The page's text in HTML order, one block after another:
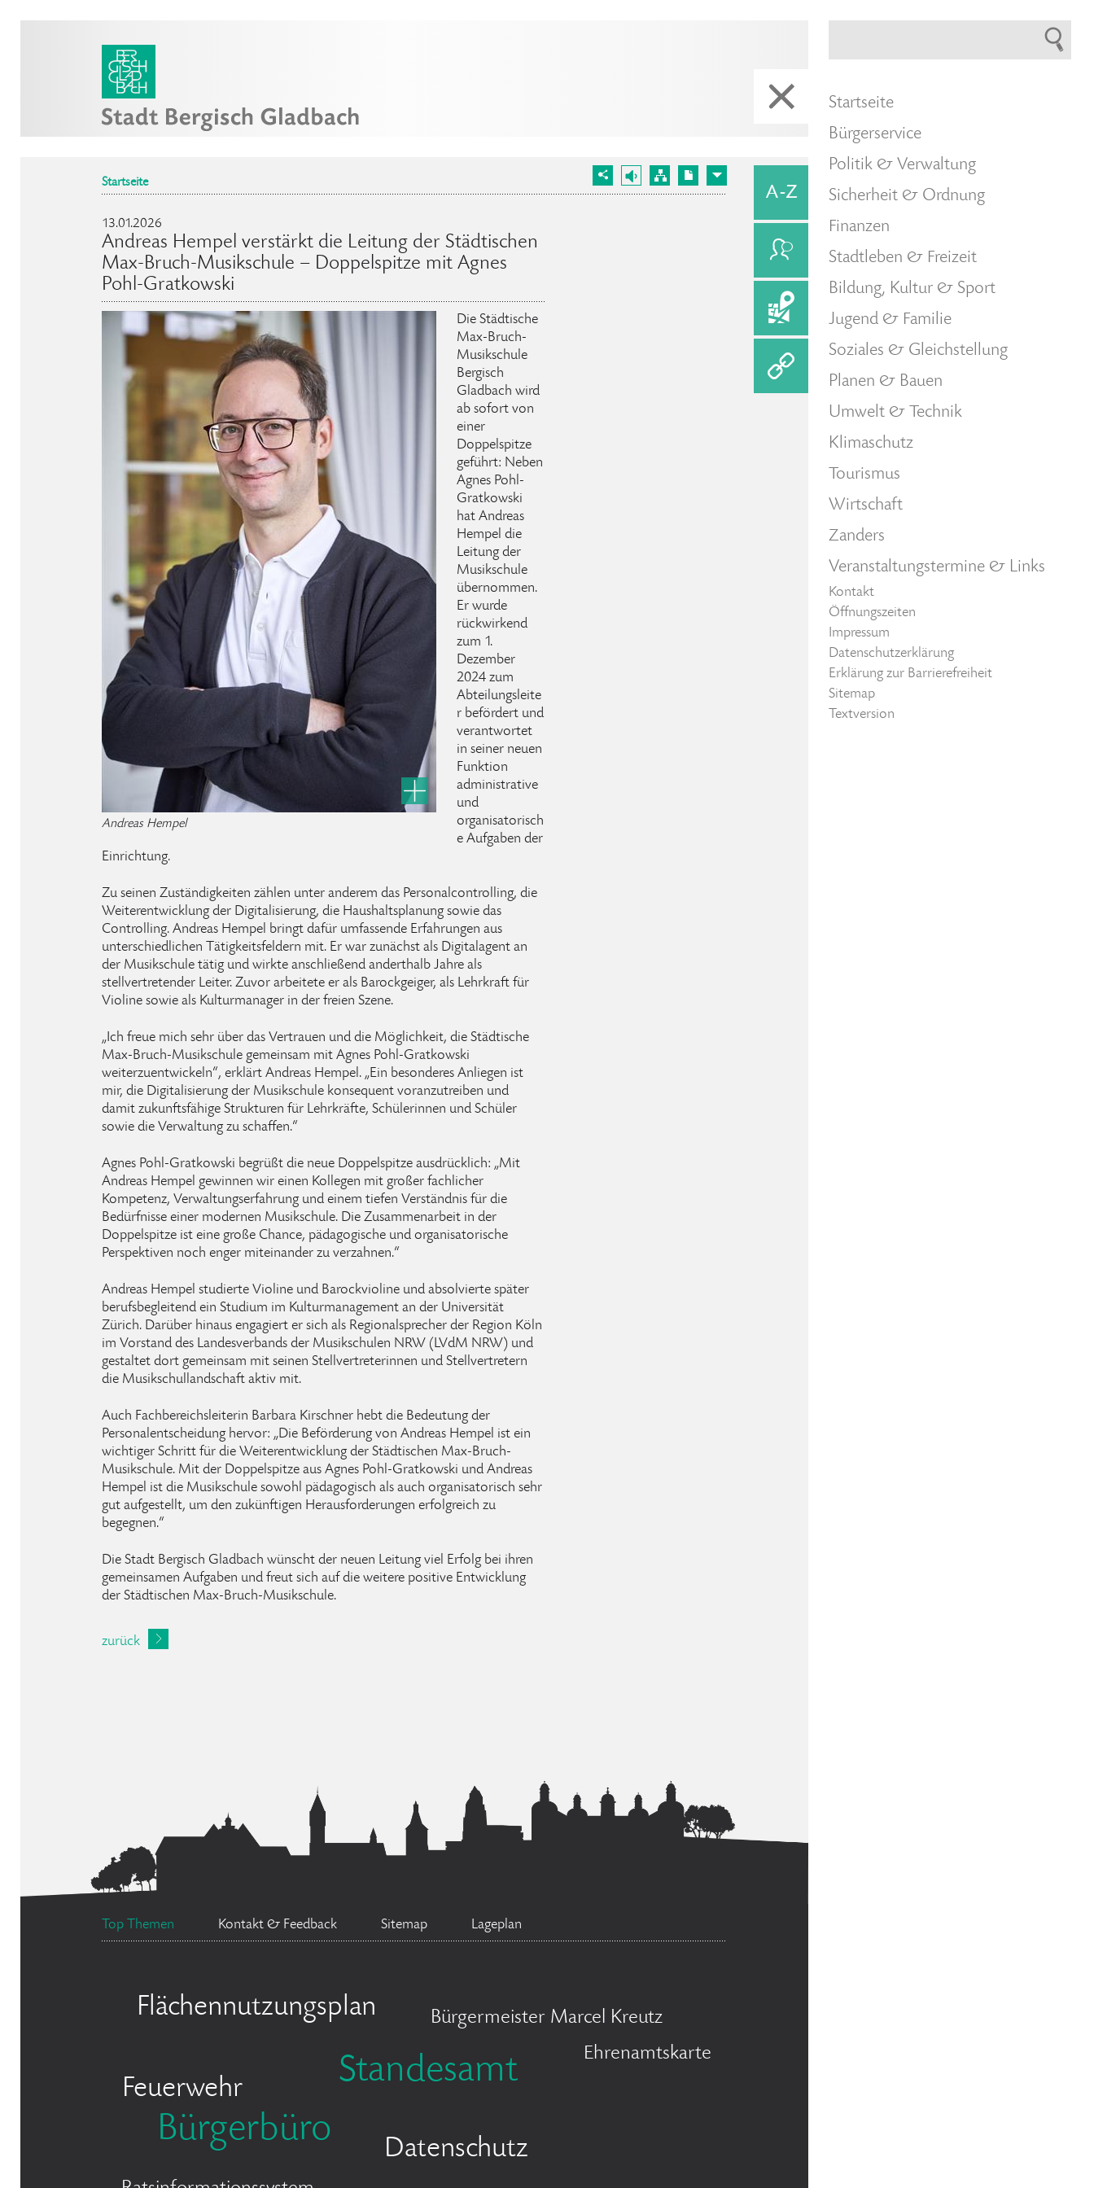
Startseite
13.01.2026
Andreas Hempel verstärkt die Leitung der Städtischen
Max-Bruch-Musikschule – Doppelspitze mit Agnes
Pohl-Gratkowski
Andreas Hempel
Die Städtische
Max-Bruch-
Musikschule
Bergisch
Gladbach wird
ab sofort von
einer
Doppelspitze
geführt: Neben
Agnes Pohl-
Gratkowski
hat Andreas
Hempel die
Leitung der
Musikschule
übernommen.
Er wurde
rückwirkend
zum 1.
Dezember
2024 zum
Abteilungsleite
r befördert und
verantwortet
in seiner neuen
Funktion
administrative
und
organisatorisch
e Aufgaben der
Einrichtung.
Zu seinen Zuständigkeiten zählen unter anderem das Personalcontrolling, die
Weiterentwicklung der Digitalisierung, die Haushaltsplanung sowie das
Controlling. Andreas Hempel bringt dafür umfassende Erfahrungen aus
unterschiedlichen Tätigkeitsfeldern mit. Er war zunächst als Digitalagent an
der Musikschule tätig und wirkte anschließend anderthalb Jahre als
stellvertretender Leiter. Zuvor arbeitete er als Barockgeiger, als Lehrkraft für
Violine sowie als Kulturmanager in der freien Szene.
„Ich freue mich sehr über das Vertrauen und die Möglichkeit, die Städtische
Max-Bruch-Musikschule gemeinsam mit Agnes Pohl-Gratkowski
weiterzuentwickeln“, erklärt Andreas Hempel. „Ein besonderes Anliegen ist
mir, die Digitalisierung der Musikschule konsequent voranzutreiben und
damit zukunftsfähige Strukturen für Lehrkräfte, Schülerinnen und Schüler
sowie die Verwaltung zu schaffen.“
Agnes Pohl-Gratkowski begrüßt die neue Doppelspitze ausdrücklich: „Mit
Andreas Hempel gewinnen wir einen Kollegen mit großer fachlicher
Kompetenz, Verwaltungserfahrung und einem tiefen Verständnis für die
Bedürfnisse einer modernen Musikschule. Die Zusammenarbeit in der
Doppelspitze ist eine große Chance, pädagogische und organisatorische
Perspektiven noch enger miteinander zu verzahnen.“
Andreas Hempel studierte Violine und Barockvioline und absolvierte später
berufsbegleitend ein Studium im Kulturmanagement an der Universität
Zürich. Darüber hinaus engagiert er sich als Regionalsprecher der Region Köln
im Vorstand des Landesverbands der Musikschulen NRW (LVdM NRW) und
gestaltet dort gemeinsam mit seinen Stellvertreterinnen und Stellvertretern
die Musikschullandschaft aktiv mit.
Auch Fachbereichsleiterin Barbara Kirschner hebt die Bedeutung der
Personalentscheidung hervor: „Die Beförderung von Andreas Hempel ist ein
wichtiger Schritt für die Weiterentwicklung der Städtischen Max-Bruch-
Musikschule. Mit der Doppelspitze aus Agnes Pohl-Gratkowski und Andreas
Hempel ist die Musikschule sowohl pädagogisch als auch organisatorisch sehr
gut aufgestellt, um den zukünftigen Herausforderungen erfolgreich zu
begegnen.“
Die Stadt Bergisch Gladbach wünscht der neuen Leitung viel Erfolg bei ihren
gemeinsamen Aufgaben und freut sich auf die weitere positive Entwicklung
der Städtischen Max-Bruch-Musikschule.
zurück
Top Themen Kontakt & Feedback Sitemap Lageplan
Flächennutzungsplan Bürgermeister Marcel Kreutz
Feuerwehr Standesamt Ehrenamtskarte
Bürgerbüro Datenschutz
Startseite
Bürgerservice
Politik & Verwaltung
Sicherheit & Ordnung
Finanzen
Stadtleben & Freizeit
Bildung, Kultur & Sport
Jugend & Familie
Soziales & Gleichstellung
Planen & Bauen
Umwelt & Technik
Klimaschutz
Tourismus
Wirtschaft
Zanders
Veranstaltungstermine & Links
Kontakt
Öffnungszeiten
Impressum
Datenschutzerklärung
Erklärung zur Barrierefreiheit
Sitemap
Textversion